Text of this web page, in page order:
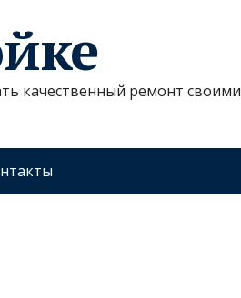
качественный ремонт своими